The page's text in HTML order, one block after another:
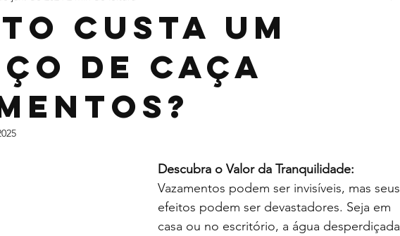
de esgotos desentupir em condominio
gravatai vazamentos cachoeirinha
desentupiremcachoeirinha caça vazamentos Gravataí vazamentos
Desentupimento de Esgoto Desentupimento de Pia
Custa um
de Caça
Descubra o Valor da Tranquilidade:
Vazamentos podem ser invisíveis, mas seus
efeitos podem ser devastadores. Seja em
casa ou no escritório, a água desperdiçada